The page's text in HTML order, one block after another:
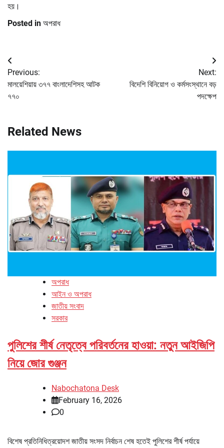
হয়।
Posted in অপরাধ
Post
navigation
Previous:
মালয়েশিয়ায় ৩৭৭ বাংলাদেশিসহ আটক
৭৭০
Next:
বিদেশি বিনিয়োগ ও কর্মসংস্থানে বড়
পদক্ষেপ
Related News
অপরাধ
আইন ও অপরাধ
জাতীয় সংবাদ
সরকার
পুলিশের শীর্ষ নেতৃত্বে পরিবর্তনের হাওয়া: নতুন আইজিপি
নিয়ে জোর গুঞ্জন
Nabochatona Desk
February 16, 2026
0
বিশেষ প্রতিনিধিত্রয়োদশ জাতীয় সংসদ নির্বাচন শেষ হতেই পুলিশের শীর্ষ পর্যায়ে